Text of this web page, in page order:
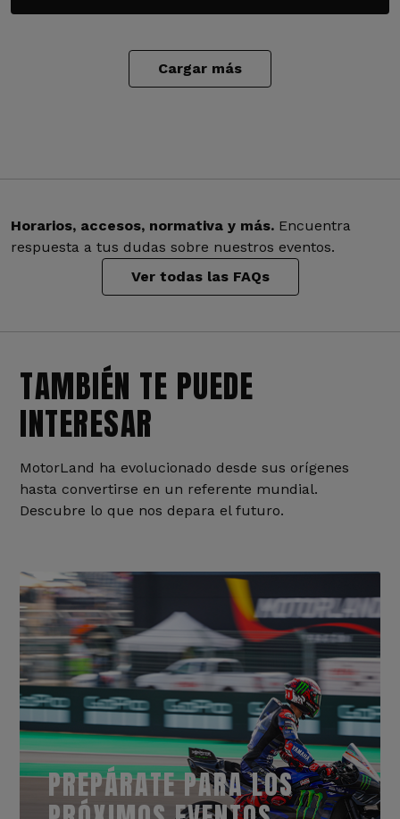
Cargar más
Horarios, accesos, normativa y más. Encuentra
respuesta a tus dudas sobre nuestros eventos.
Ver todas las FAQs
TAMBIÉN TE PUEDE
INTERESAR
MotorLand ha evolucionado desde sus orígenes
hasta convertirse en un referente mundial.
Descubre lo que nos depara el futuro.
PREPÁRATE PARA LOS